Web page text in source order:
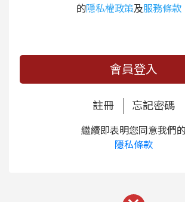
的隱私權政策及服務條款
會員登入
註冊 忘記密碼
繼續即表明您同意我們的
隱私條款